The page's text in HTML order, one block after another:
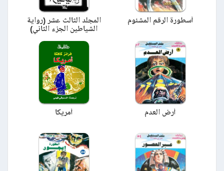
أسطورة الرقم المشئوم المجلد الثالث عشر (رواية
الشياطين الجزء الثاني)
أرض العدم أمريكا